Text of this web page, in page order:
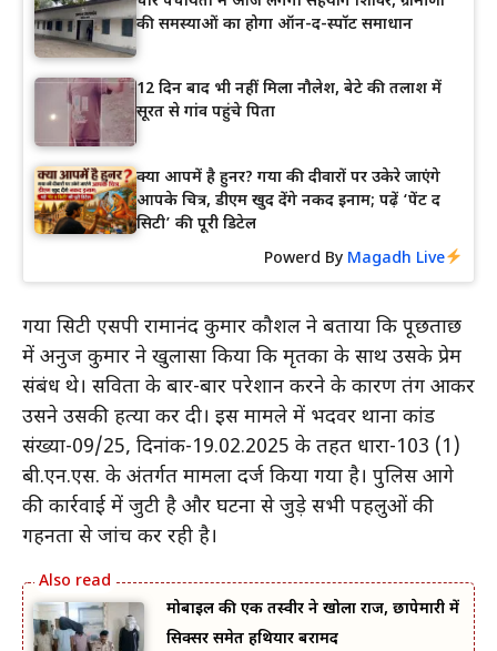
की समस्याओं का होगा ऑन-द-स्पॉट समाधान
12 दिन बाद भी नहीं मिला नौलेश, बेटे की तलाश में
सूरत से गांव पहुंचे पिता
क्या आपमें है हुनर? गया की दीवारों पर उकेरे जाएंगे
आपके चित्र, डीएम खुद देंगे नकद इनाम; पढ़ें ‘पेंट द
सिटी’ की पूरी डिटेल
Powerd By Magadh Live
गया सिटी एसपी रामानंद कुमार कौशल ने बताया कि पूछताछ
में अनुज कुमार ने खुलासा किया कि मृतका के साथ उसके प्रेम
संबंध थे। सविता के बार-बार परेशान करने के कारण तंग आकर
उसने उसकी हत्या कर दी। इस मामले में भदवर थाना कांड
संख्या-09/25, दिनांक-19.02.2025 के तहत धारा-103 (1)
बी.एन.एस. के अंतर्गत मामला दर्ज किया गया है। पुलिस आगे
की कार्रवाई में जुटी है और घटना से जुड़े सभी पहलुओं की
गहनता से जांच कर रही है।
मोबाइल की एक तस्वीर ने खोला राज, छापेमारी में
सिक्सर समेत हथियार बरामद